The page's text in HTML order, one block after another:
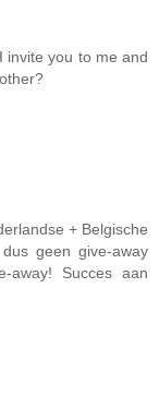
invite you to me and
+ Belgische
geen give-away
Succes aan